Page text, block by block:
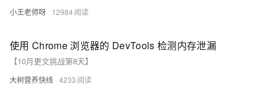
小王老师呀 12984
使用 Chrome 浏览器的 DevTools 检测内存泄漏
【10月更文挑战第8天】
大树营养快线 4233